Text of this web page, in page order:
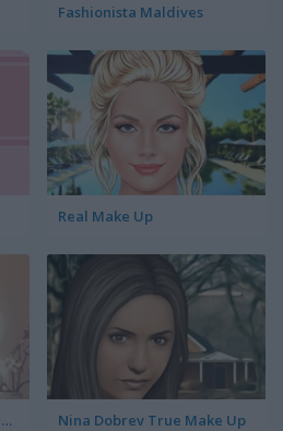
Fashionista Maldives
Real Make Up
Rosie Huntington-Whiteley True Make Up Nina Dobrev True Make Up